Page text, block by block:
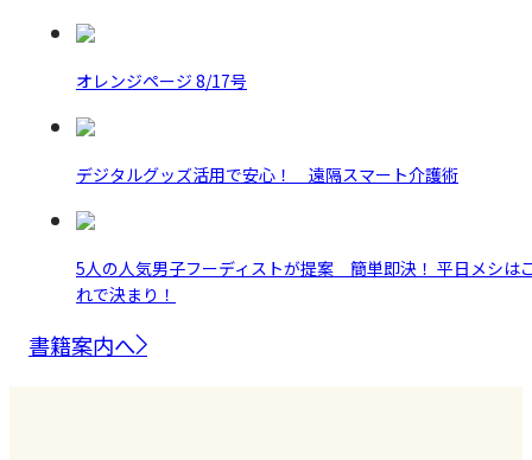
オレンジページ 8/17号
デジタルグッズ活用で安心！ 遠隔スマート介護術
5人の人気男子フーディストが提案 簡単即決！ 平日メシは
れで決まり！
書籍案内へ